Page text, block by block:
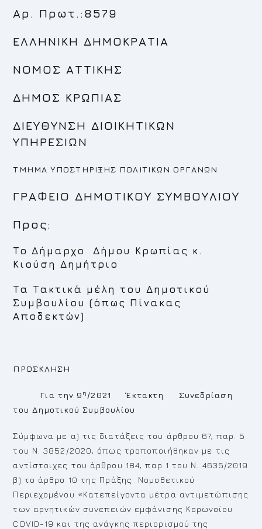
Αρ. Πρωτ.:8579
ΕΛΛΗΝΙΚΗ ΔΗΜΟΚΡΑΤΙΑ
ΝΟΜΟΣ ΑΤΤΙΚΗΣ
ΔΗΜΟΣ ΚΡΩΠΙΑΣ
ΔΙΕΥΘΥΝΣΗ ΔΙΟΙΚΗΤΙΚΩΝ
ΥΠΗΡΕΣΙΩΝ
ΤΜΗΜΑ ΥΠΟΣΤΗΡΙΞΗΣ ΠΟΛΙΤΙΚΩΝ ΟΡΓΑΝΩΝ
ΓΡΑΦΕΙΟ ΔΗΜΟΤΙΚΟΥ ΣΥΜΒΟΥΛΙΟΥ
Προς:
Το Δήμαρχο Δήμου Κρωπίας κ.
Κιούση Δημήτριο
Τα Τακτικά μέλη του Δημοτικού
Συμβουλίου (όπως Πίνακας
Αποδεκτών)
ΠΡΟΣΚΛΗΣΗ
Για την 9 η /2021 Έκτακτη Συνεδρίαση
του Δημοτικού Συμβουλίου
Σύμφωνα με α) τις διατάξεις του άρθρου 67, παρ. 5
του Ν. 3852/2020, όπως τροποποιήθηκαν με τις
αντίστοιχες του άρθρου 184, παρ.1 του Ν. 4635/2019
β) το άρθρο 10 της Πράξης Νομοθετικού
Περιεχομένου «Κατεπείγοντα μέτρα αντιμετώπισης
των αρνητικών συνεπειών εμφάνισης Κορωνοϊου
COVID-19 και της ανάγκης περιορισμού της